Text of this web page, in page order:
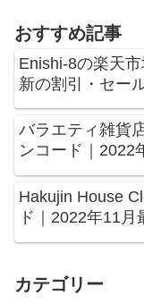
おすすめ記事
Enishi-8の楽天
新の割引・セー
バラエティ雑貨
ンコード｜2022
Hakujin House
ド｜2022年11
カテゴリー